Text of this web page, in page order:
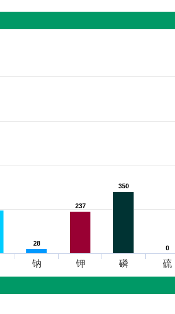
28
28
237
237
350
350
0
0
钠 钾 磷 硫